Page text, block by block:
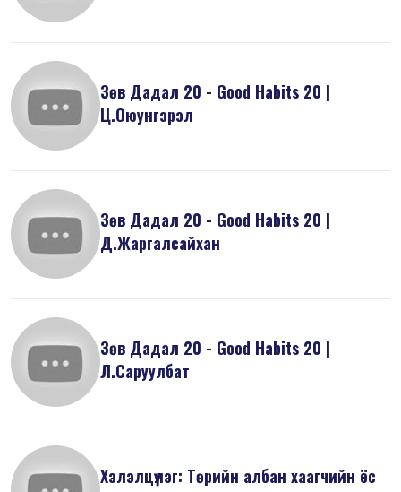
Зөв Дадал 20 - Good Habits 20 |
Ц.Оюунгэрэл
Зөв Дадал 20 - Good Habits 20 |
Д.Жаргалсайхан
Зөв Дадал 20 - Good Habits 20 |
Л.Саруулбат
Хэлэлцүүлэг: Төрийн албан хаагчийн ёс